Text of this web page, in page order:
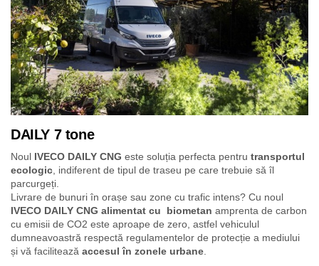
DAILY 7 tone
Noul IVECO DAILY CNG este soluția perfecta pentru transportul
ecologic , indiferent de tipul de traseu pe care trebuie să îl
parcurgeți.
Livrare de bunuri în orașe sau zone cu trafic intens? Cu noul
IVECO DAILY CNG alimentat cu biometan amprenta de carbon
cu emisii de CO2 este aproape de zero, astfel vehiculul
dumneavoastră respectă regulamentelor de protecție a mediului
și vă facilitează accesul în zonele urbane